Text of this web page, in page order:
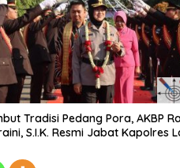
Tradisi Pedang Pora, AKBP
S.I.K. Resmi Jabat Kapolres